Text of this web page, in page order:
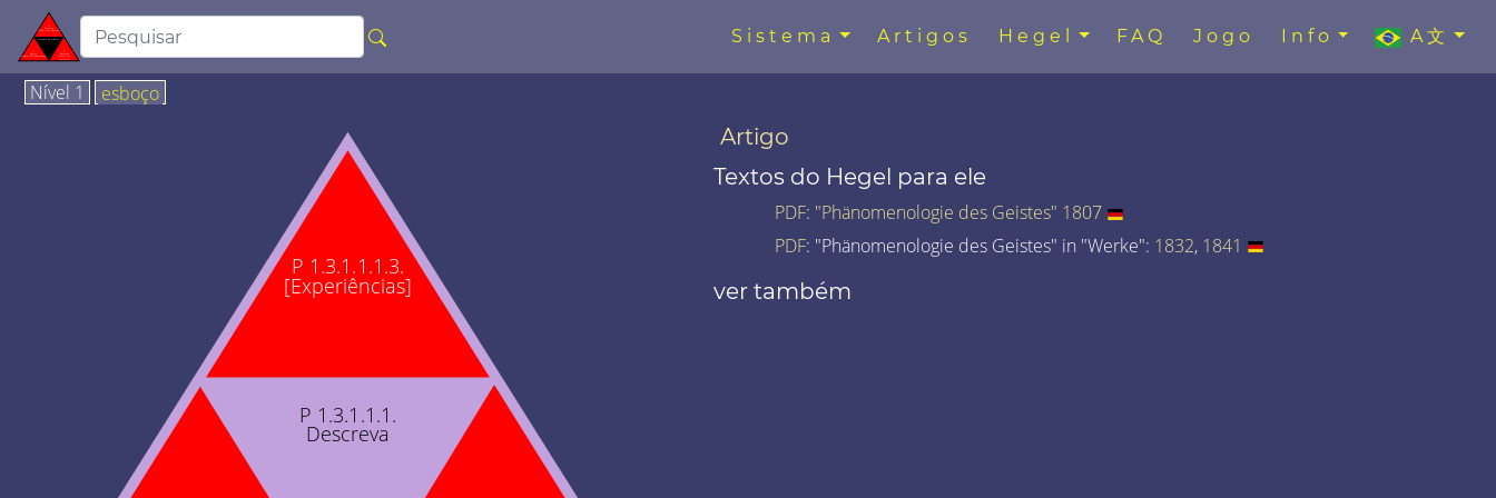
Sistema Artigos Hegel FAQ Jogo Info A文
Nível 1 esboço
P 1.3.1.1.1.
Descreva
P 1.3.1.1.1.3.
[Experiências]
Artigo
Textos do Hegel para ele
PDF: "Phänomenologie des Geistes" 1807
PDF: "Phänomenologie des Geistes" in "Werke": 1832, 1841
ver também